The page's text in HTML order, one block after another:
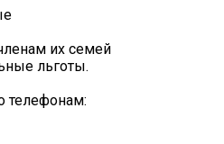
их семей
льготы.
телефонам: